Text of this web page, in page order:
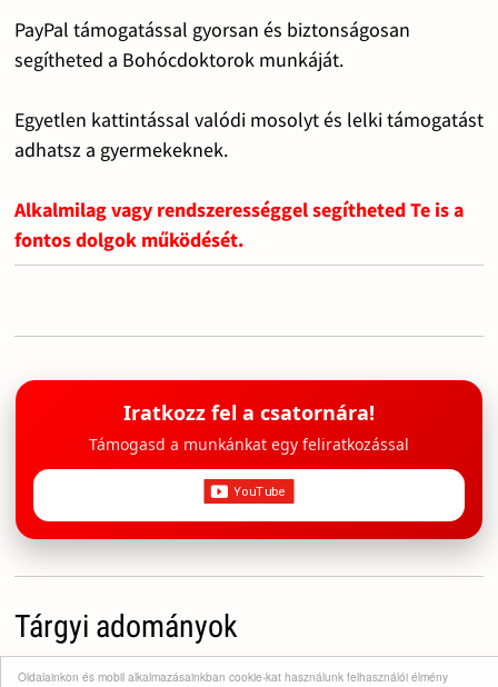
Oldalainkon és mobil alkalmazásainkban cookie-kat használunk felhasználói élmény
PayPal támogatással gyorsan és biztonságosan
segítheted a Bohócdoktorok munkáját.
Egyetlen kattintással valódi mosolyt és lelki támogatást
adhatsz a gyermekeknek.
Alkalmilag vagy rendszerességgel segítheted Te is a
fontos dolgok működését.
Iratkozz fel a csatornára!
Támogasd a munkánkat egy feliratkozással
Tárgyi adományok